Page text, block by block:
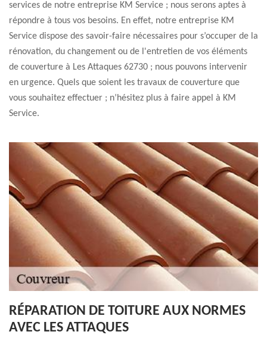
services de notre entreprise KM Service ; nous serons aptes à
répondre à tous vos besoins. En effet, notre entreprise KM
Service dispose des savoir-faire nécessaires pour s’occuper de la
rénovation, du changement ou de l'entretien de vos éléments
de couverture à Les Attaques 62730 ; nous pouvons intervenir
en urgence. Quels que soient les travaux de couverture que
vous souhaitez effectuer ; n’hésitez plus à faire appel à KM
Service.
RÉPARATION DE TOITURE AUX NORMES
AVEC LES ATTAQUES